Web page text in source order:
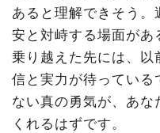
あると理解できそう。
安と対峙する場面があ
乗り越えた先には、以
信と実力が待っている
ない真の勇気が、あな
くれるはずです。